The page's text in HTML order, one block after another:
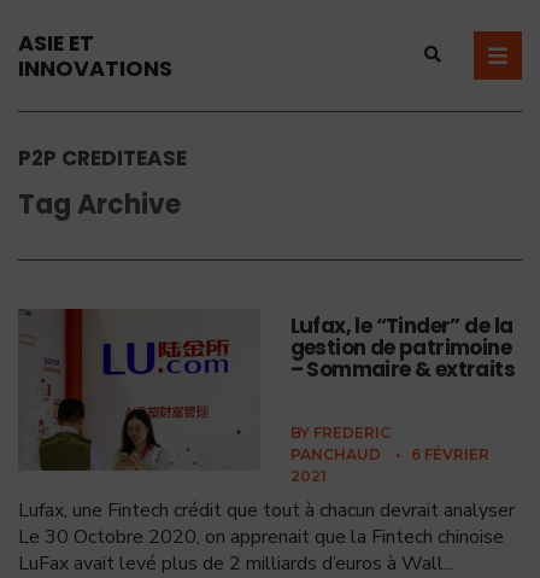
ASIE ET
INNOVATIONS
P2P CREDITEASE
Tag Archive
Lufax, le “Tinder” de la
gestion de patrimoine
– Sommaire & extraits
BY FREDERIC
PANCHAUD
•
6 FÉVRIER
2021
Lufax, une Fintech crédit que tout à chacun devrait analyser
Le 30 Octobre 2020, on apprenait que la Fintech chinoise
LuFax avait levé plus de 2 milliards d’euros à Wall...